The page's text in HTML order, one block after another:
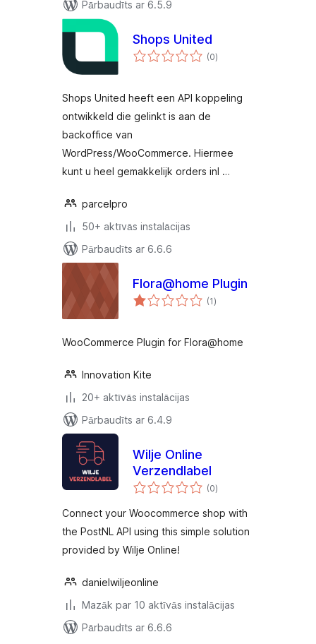
Pārbaudīts ar 6.5.9
Shops United
(0vērtējumu
kopsumma
)
Shops United heeft een API koppeling
ontwikkeld die gelinkt is aan de
backoffice van
WordPress/WooCommerce. Hiermee
kunt u heel gemakkelijk orders inl …
parcelpro
50+ aktīvās instalācijas
Pārbaudīts ar 6.6.6
Flora@home Plugin
(1vērtējumu
kopsumma
)
WooCommerce Plugin for Flora@home
Innovation Kite
20+ aktīvās instalācijas
Pārbaudīts ar 6.4.9
Wilje Online
Verzendlabel
(0vērtējumu
kopsumma
)
Connect your Woocommerce shop with
the PostNL API using this simple solution
provided by Wilje Online!
danielwiljeonline
Mazāk par 10 aktīvās instalācijas
Pārbaudīts ar 6.6.6